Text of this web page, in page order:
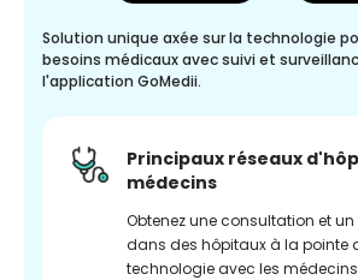
Solution unique axée sur la technologie
besoins médicaux avec suivi et
l'application GoMedii.
Principaux réseaux
médecins
Obtenez une consultation et
dans des hôpitaux à la pointe
technologie avec les